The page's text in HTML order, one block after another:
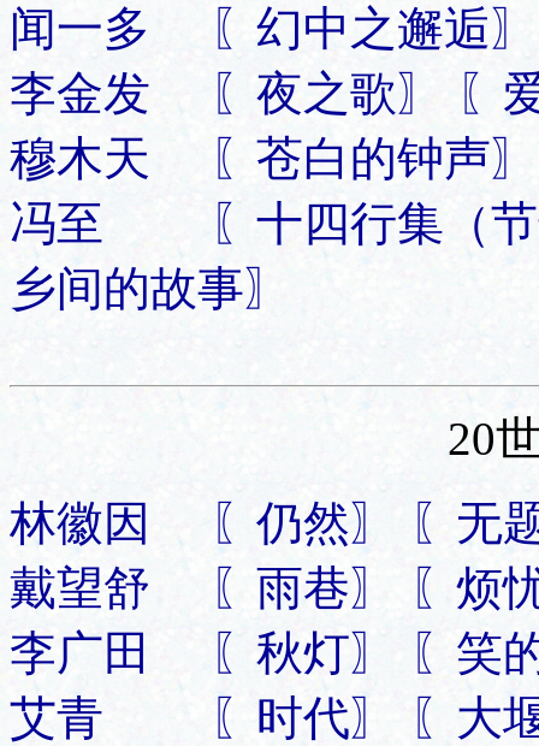
闻一多 〖幻中之邂逅〗
李金发 〖夜之歌〗 〖
穆木天 〖苍白的钟声〗
冯至 〖十四行集（节
乡间的故事〗
20
林徽因 〖仍然〗 〖无
戴望舒 〖雨巷〗 〖烦
李广田 〖秋灯〗 〖笑
艾青 〖时代〗 〖大